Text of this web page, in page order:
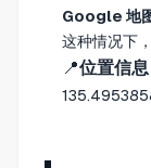
Google 地
这种情况下
📍位置信息